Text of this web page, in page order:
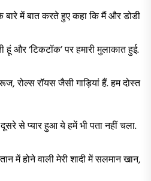
बारे में बात करते हुए कहा कि मैं और डोडी
और ‘टिकटॉक’ पर हमारी मुलाकात हुई.
रोल्स रॉयस जैसी गाड़ियां हैं. हम दोस्त
से प्यार हुआ ये हमें भी पता नहीं चला.
में होने वाली मेरी शादी में सलमान खान,